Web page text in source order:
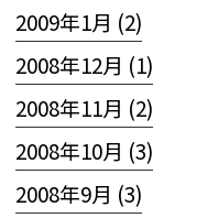
2009年1月 (2)
2008年12月 (1)
2008年11月 (2)
2008年10月 (3)
2008年9月 (3)